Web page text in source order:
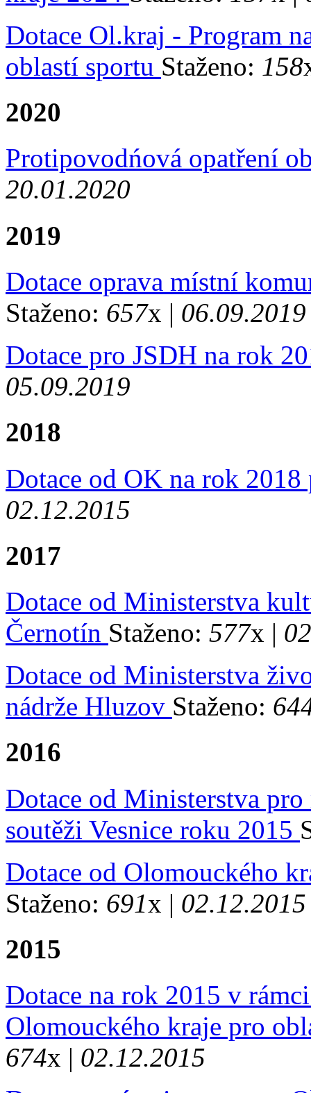
Dotace Ol.kraj - Program
oblastí sportu Staženo: 158
2020
Protipovodńová opatření
20.01.2020
2019
Dotace oprava místní
Staženo: 657x | 06.09.2019
Dotace pro JSDH na rok
05.09.2019
2018
Dotace od OK na rok
02.12.2015
2017
Dotace od Ministerstva
Černotín Staženo: 577x |
Dotace od Ministerstva
nádrže Hluzov Staženo:
2016
Dotace od Ministerstva
soutěži Vesnice roku 2015
Dotace od Olomouckého
Staženo: 691x | 02.12.2015
2015
Dotace na rok 2015 v
Olomouckého kraje pro
674x | 02.12.2015